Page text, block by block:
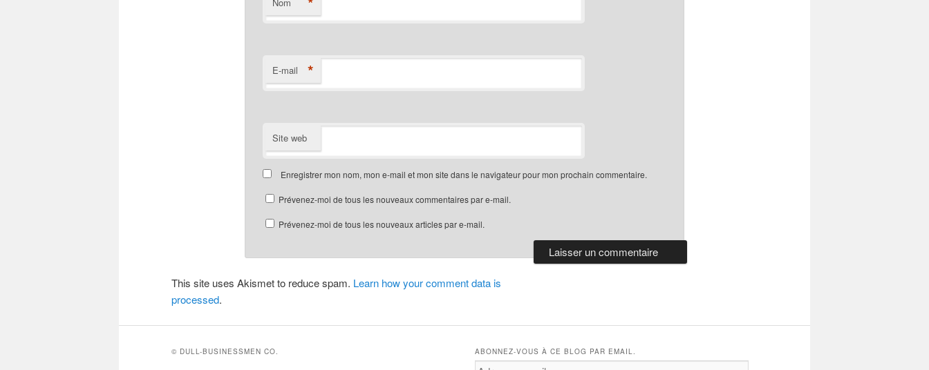
Nom
E-mail *
Site web
Enregistrer mon nom, mon e-mail et mon site dans le navigateur pour mon prochain commentaire.
Prévenez-moi de tous les nouveaux commentaires par e-mail.
Prévenez-moi de tous les nouveaux articles par e-mail.
This site uses Akismet to reduce spam. Learn how your comment data is
processed.
© DULL-BUSINESSMEN CO. ABONNEZ-VOUS À CE BLOG PAR EMAIL.
Adresse